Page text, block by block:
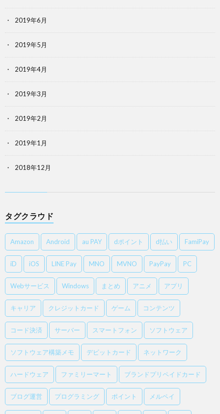
2019年6月
2019年5月
2019年4月
2019年3月
2019年2月
2019年1月
2018年12月
タグクラウド
Amazon Android au PAY dポイント d払い FamiPay
iD iOS LINE Pay MNO MVNO PayPay PC
Webサービス Windows まとめ アニメ アプリ
キャリア クレジットカード ゲーム コンテンツ
コード決済 サーバー スマートフォン ソフトウェア
ソフトウェア構築メモ デビットカード ネットワーク
ハードウェア ファミリーマート ブランドプリペイドカード
ブログ運営 プログラミング ポイント メルペイ